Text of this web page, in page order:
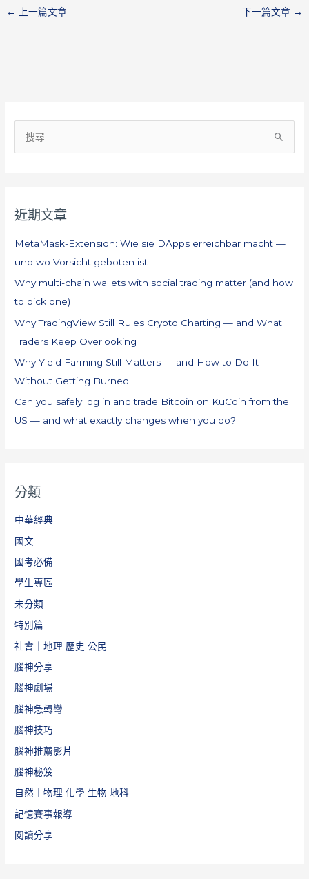
← 上一篇文章 下一篇文章 →
字
近期文章
MetaMask-Extension: Wie sie DApps erreichbar macht —
und wo Vorsicht geboten ist
Why multi-chain wallets with social trading matter (and how
to pick one)
Why TradingView Still Rules Crypto Charting — and What
Traders Keep Overlooking
Why Yield Farming Still Matters — and How to Do It
Without Getting Burned
Can you safely log in and trade Bitcoin on KuCoin from the
US — and what exactly changes when you do?
分類
中華經典
國文
國考必備
學生專區
未分類
特別篇
社會｜地理 歷史 公民
腦神分享
腦神劇場
腦神急轉彎
腦神技巧
腦神推薦影片
腦神秘笈
自然｜物理 化學 生物 地科
記憶賽事報導
閱讀分享